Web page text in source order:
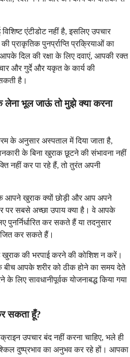
एंटीडोट नहीं है, इसलिए उपचार
प्राकृतिक पुनर्प्राप्ति प्रक्रियाओं का
दिल की रक्षा के लिए दवाएं, आपकी रक्त
और गुर्दे और यकृत के कार्य की
है।
लेना भूल जाऊं तो मुझे क्या करना
के अनुसार अस्पताल में दिया जाता है,
के बिना खुराक छूटने की संभावना नहीं
नहीं कर पा रहे हैं, तो तुरंत अपनी
आपने खुराक क्यों छोड़ी और आप अपने
पर सबसे अच्छा उपाय क्या है। वे आपके
कर सकते हैं या तदनुसार
कर सकते हैं।
खुराक की भरपाई करने की कोशिश न करें।
आपके शरीर को ठीक होने का समय देते
लिए सावधानीपूर्वक योजनाबद्ध किया गया
सकता हूँ?
उपचार बंद नहीं करना चाहिए, भले ही
दुष्प्रभाव का अनुभव कर रहे हों। आपका